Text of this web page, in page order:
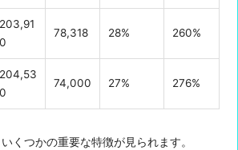
203,91
0
78,318 28% 260%
204,53
0
74,000 27% 276%
くつかの重要な特徴が見られます。